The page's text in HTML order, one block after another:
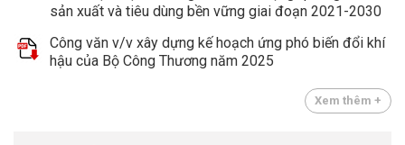
sản xuất và tiêu dùng bền vững giai đoạn 2021-2030
Công văn v/v xây dựng kế hoạch ứng phó biến đổi khí
hậu của Bộ Công Thương năm 2025
Xem thêm +